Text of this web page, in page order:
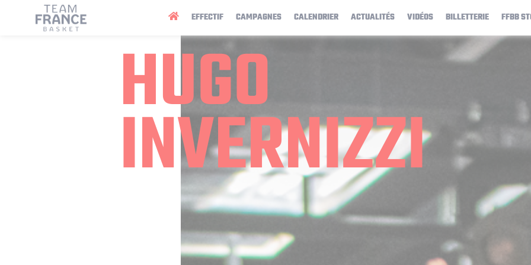
EFFECTIF CAMPAGNES CALENDRIER ACTUALITÉS VIDÉOS BILLETTERIE FFBB
HUGO
INVERNIZZI
Panneau de gestion des cookies